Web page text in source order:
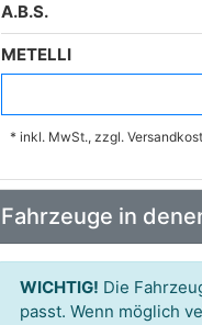
A.B.S.
METELLI
BREMBO premium Marke
DELPHI premium Marke
BOSCH premium Marke
MAPCO
METZGER AUTOTEILE
* inkl. MwSt., zzgl.
Fahrzeuge in
WICHTIG! Die
passt. Wenn möglich